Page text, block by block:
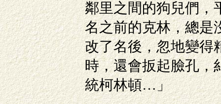
鄰里之間的狗兒們，
名之前的克林，總是
改了名後，忽地變得
時，還會扳起臉孔，
統柯林頓…」